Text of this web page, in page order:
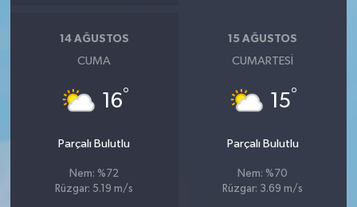
14 AĞUSTOS
CUMA
16°
Parçalı Bulutlu
Nem: %72
Rüzgar: 5.19 m/s
15 AĞUSTOS
CUMARTESI
15°
Parçalı Bulutlu
Nem: %70
Rüzgar: 3.69 m/s